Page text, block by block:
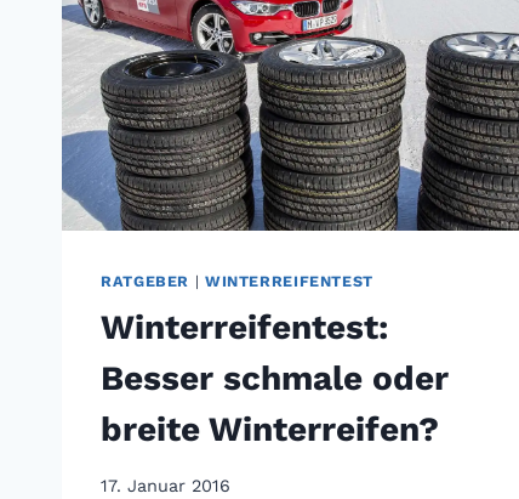
RATGEBER | WINTERREIFENTEST
Winterreifentest:
Besser schmale oder
breite Winterreifen?
17. Januar 2016